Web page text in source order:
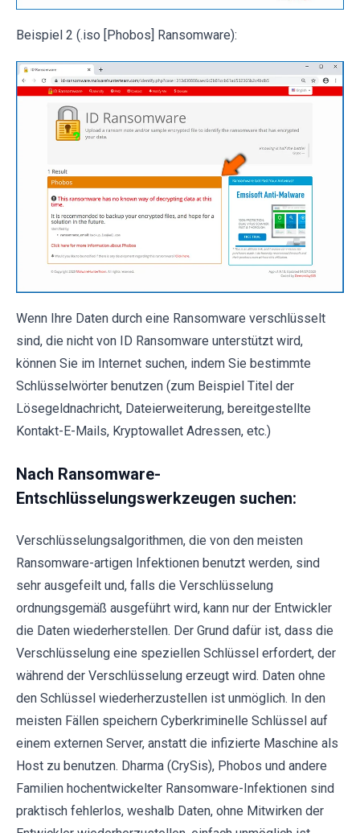
Beispiel 2 (.iso [Phobos] Ransomware):
Wenn Ihre Daten durch eine Ransomware verschlüsselt
sind, die nicht von ID Ransomware unterstützt wird,
können Sie im Internet suchen, indem Sie bestimmte
Schlüsselwörter benutzen (zum Beispiel Titel der
Lösegeldnachricht, Dateierweiterung, bereitgestellte
Kontakt-E-Mails, Kryptowallet Adressen, etc.)
Nach Ransomware-
Entschlüsselungswerkzeugen suchen:
Verschlüsselungsalgorithmen, die von den meisten
Ransomware-artigen Infektionen benutzt werden, sind
sehr ausgefeilt und, falls die Verschlüsselung
ordnungsgemäß ausgeführt wird, kann nur der Entwickler
die Daten wiederherstellen. Der Grund dafür ist, dass die
Verschlüsselung eine speziellen Schlüssel erfordert, der
während der Verschlüsselung erzeugt wird. Daten ohne
den Schlüssel wiederherzustellen ist unmöglich. In den
meisten Fällen speichern Cyberkriminelle Schlüssel auf
einem externen Server, anstatt die infizierte Maschine als
Host zu benutzen. Dharma (CrySis), Phobos und andere
Familien hochentwickelter Ransomware-Infektionen sind
praktisch fehlerlos, weshalb Daten, ohne Mitwirken der